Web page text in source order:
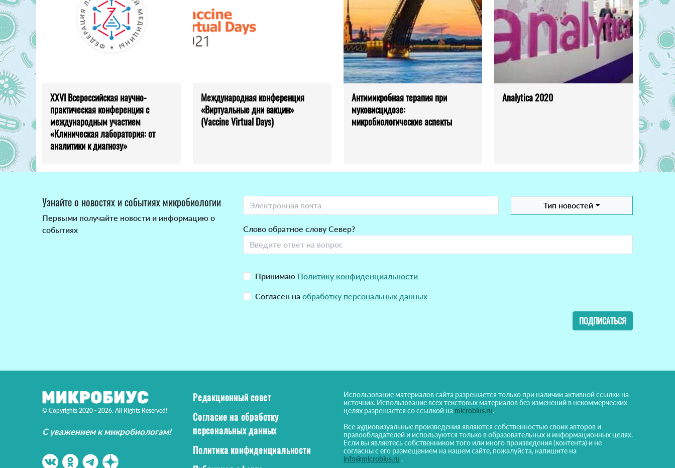
XXVI Всероссийская научно-
практическая конференция с
международным участием
«Клиническая лаборатория: от
аналитики к диагнозу»
Международная конференция
«Виртуальные дни вакцин»
(Vaccine Virtual Days)
Антимикробная терапия при
муковисцидозе:
микробиологические аспекты
Analytica 2020
Узнайте о новостях и событиях микробиологии
Первыми получайте новости и информацию о
событиях
Тип новостей
Слово обратное слову Север?
Принимаю Политику конфиденциальности
Согласен на обработку персональных данных
ПОДПИСАТЬСЯ
© Copyrights 2020 - 2026. All Rights Reserved!
С уважением к микробиологам!
Редакционный совет
Согласие на обработку
персональных данных
Политика конфиденциальности
Использование материалов сайта разрешается только при наличии активной ссылки на
источник. Использование всех текстовых материалов без изменений в некоммерческих
целях разрешается со ссылкой на microbius.ru.
Все аудиовизуальные произведения являются собственностью своих авторов и
правообладателей и используются только в образовательных и информационных целях.
Если вы являетесь собственником того или иного произведения (контента) и не
согласны с его размещением на нашем сайте, пожалуйста, напишите на
info@microbius.ru .